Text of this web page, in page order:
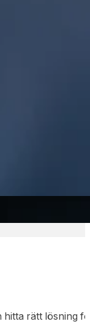
rätt lösning